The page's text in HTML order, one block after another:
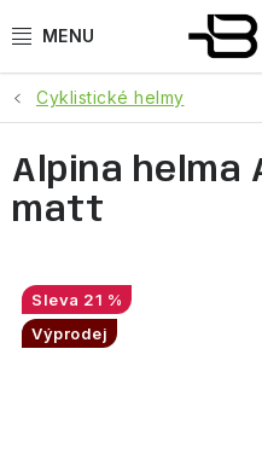
na
SPORTY
BĚH
BOGNER
OBLEČENÍ
Cyklistické helmy
Alpina helma
matt
21 %
Výprodej